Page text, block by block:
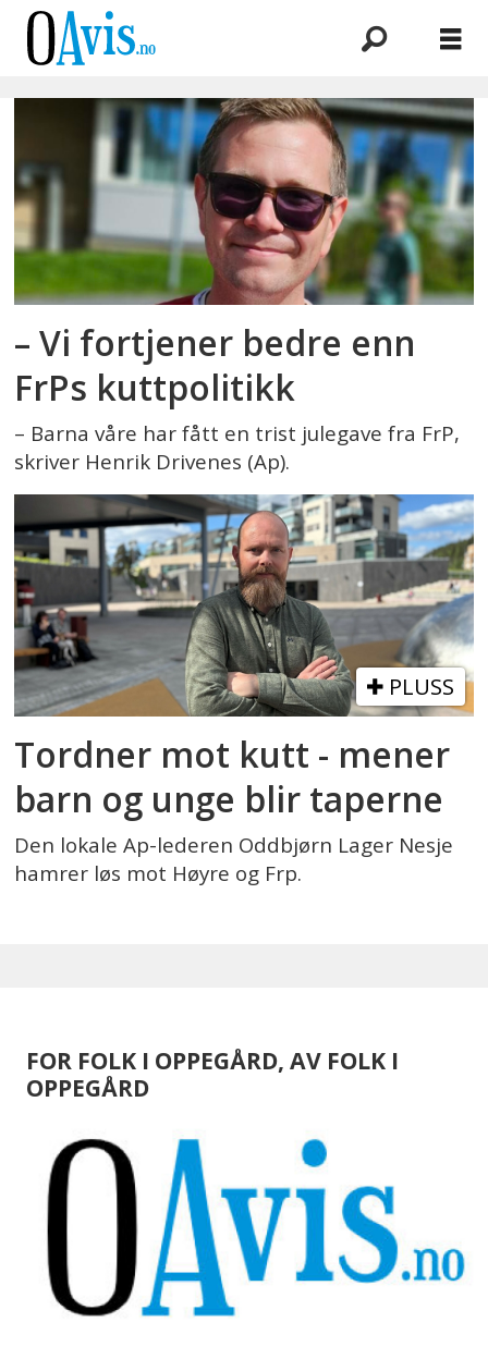
Emne:
kuttpolitikk
– Vi fortjener bedre enn
FrPs kuttpolitikk
– Barna våre har fått en trist julegave fra FrP,
skriver Henrik Drivenes (Ap).
PLUSS
Tordner mot kutt - mener
barn og unge blir taperne
Den lokale Ap-lederen Oddbjørn Lager Nesje
hamrer løs mot Høyre og Frp.
FOR FOLK I OPPEGÅRD, AV FOLK I
OPPEGÅRD